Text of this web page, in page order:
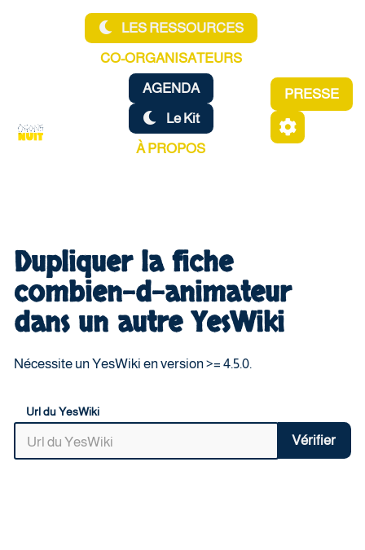
Aller au contenu principal
LES RESSOURCES
CO-ORGANISATEURS
AGENDA
Le Kit
À PROPOS
PRESSE
Dupliquer la fiche
combien-d-animateur
dans un autre YesWiki
Nécessite un YesWiki en version >= 4.5.0.
Url du YesWiki
Vérifier